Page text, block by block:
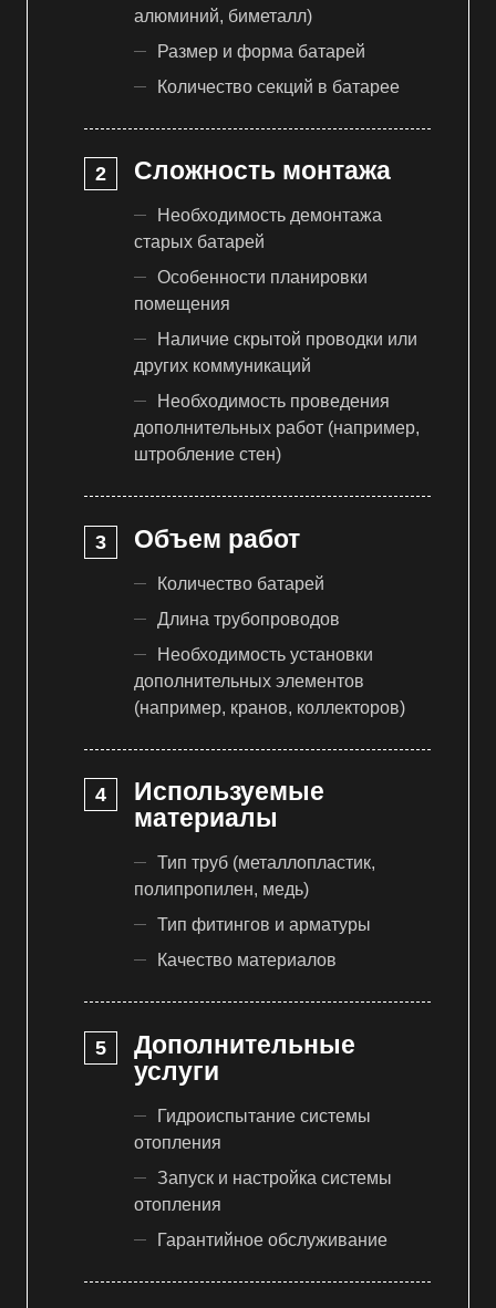
алюминий, биметалл)
Размер и форма батарей
Количество секций в батарее
Сложность монтажа
Необходимость демонтажа
старых батарей
Особенности планировки
помещения
Наличие скрытой проводки или
других коммуникаций
Необходимость проведения
дополнительных работ (например,
штробление стен)
Объем работ
Количество батарей
Длина трубопроводов
Необходимость установки
дополнительных элементов
(например, кранов, коллекторов)
Используемые
материалы
Тип труб (металлопластик,
полипропилен, медь)
Тип фитингов и арматуры
Качество материалов
Дополнительные
услуги
Гидроиспытание системы
отопления
Запуск и настройка системы
отопления
Гарантийное обслуживание